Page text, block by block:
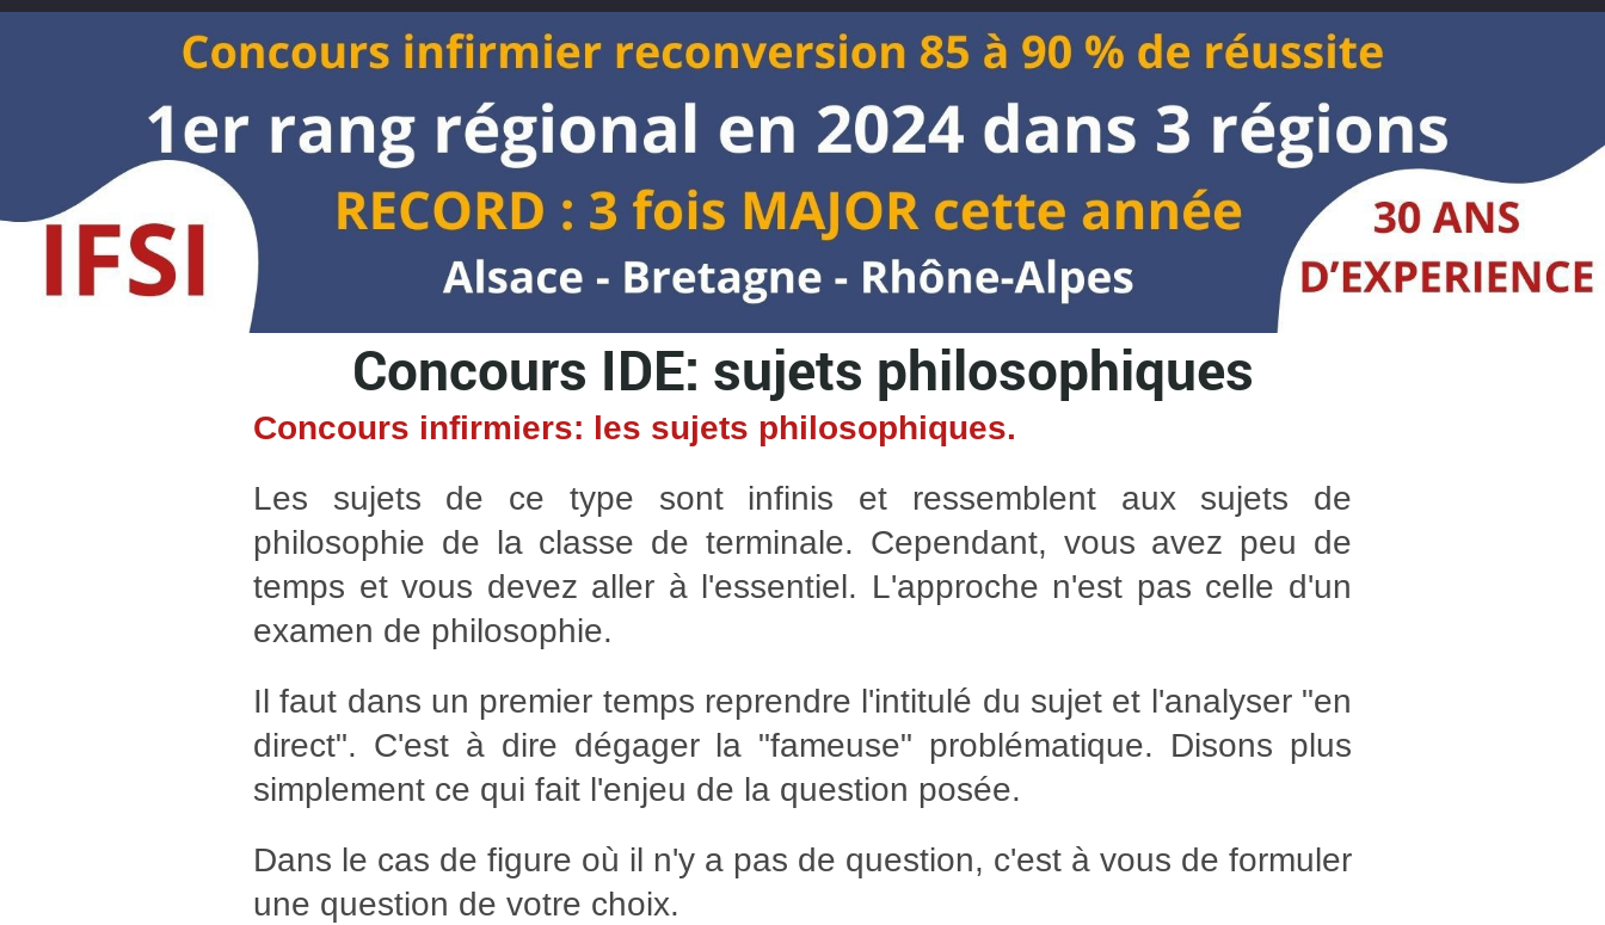
Concours IDE: sujets philosophiques
Concours infirmiers: les sujets philosophiques.
Les sujets de ce type sont infinis et ressemblent aux sujets de
philosophie de la classe de terminale. Cependant, vous avez peu de
temps et vous devez aller à l'essentiel. L'approche n'est pas celle d'un
examen de philosophie.
Il faut dans un premier temps reprendre l'intitulé du sujet et l'analyser "en
direct". C'est à dire dégager la "fameuse" problématique. Disons plus
simplement ce qui fait l'enjeu de la question posée.
Dans le cas de figure où il n'y a pas de question, c'est à vous de formuler
une question de votre choix.